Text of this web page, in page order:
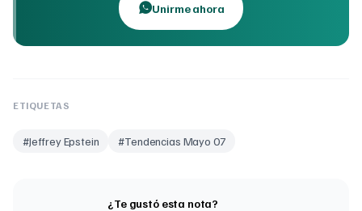
Unirme ahora
ETIQUETAS
#Jeffrey Epstein #Tendencias Mayo 07
¿Te gustó esta nota?